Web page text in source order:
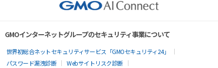
GMOインターネットグループのセキュリティ事業について
世界初総合ネットセキュリティサービス「GMOセキュリティ24」
パスワード漏洩診断
Webサイトリスク診断